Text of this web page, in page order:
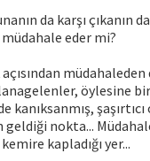
da karşı çıkanın
eder mi?
öylesine
geldiği nokta...
kapladığı yer...